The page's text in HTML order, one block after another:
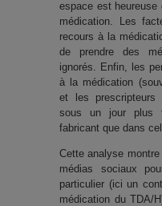
espace est heureuse
médication. Les
recours à la
de prendre des
ignorés. Enfin, les
à la médication
et les prescripteurs
sous un jour plus
fabricant que dans
Cette analyse montre
médias sociaux
particulier (ici un
médication du TDA/